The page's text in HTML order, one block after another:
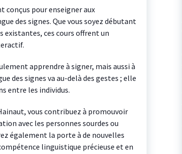
conçus pour enseigner aux
des signes. Que vous soyez débutant
existantes, ces cours offrent un
apprendre à signer, mais aussi à
des signes va au-delà des gestes ; elle
entre les individus.
vous contribuez à promouvoir
avec les personnes sourdes ou
également la porte à de nouvelles
linguistique précieuse et en